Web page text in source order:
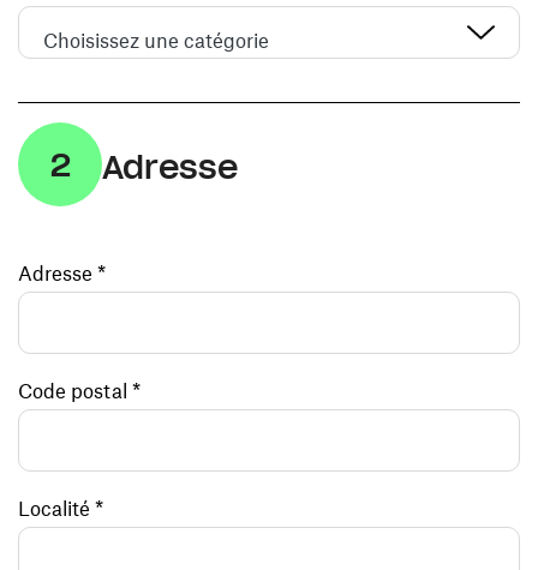
Choisissez une catégorie
2 Adresse
Adresse *
Code postal *
Localité *